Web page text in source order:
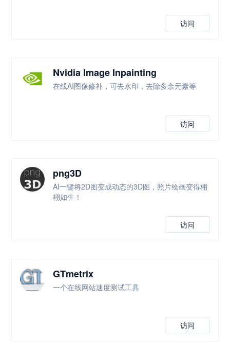
访问
Nvidia Image Inpainting
在线AI图像修补，可去水印，去除多余元素等
访问
png3D
AI一键将2D图变成动态的3D图，照片绘画变得栩
栩如生！
访问
GTmetrix
一个在线网站速度测试工具
访问